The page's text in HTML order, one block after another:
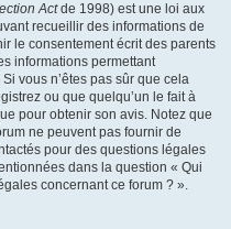
Actde 1998) est une loi aux
recueillir des informations de
le consentement écrit des parents
informations permettant
vous n’êtes pas sûr que cela
ou que quelqu’un le fait à
pour obtenir son avis. Notez que
ne peuvent pas fournir de
pour des questions légales
dans la question « Qui
concernant ce forum ? ».